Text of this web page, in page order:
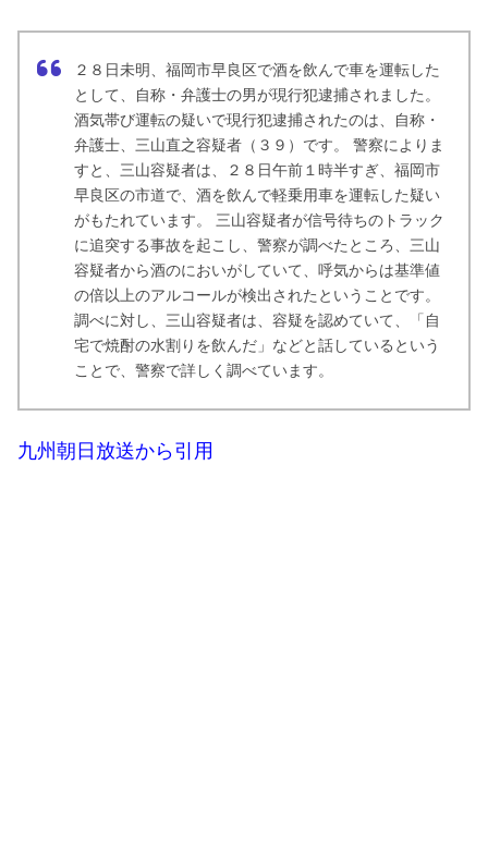
２８日未明、福岡市早良区で酒を飲んで車を運転した
として、自称・弁護士の男が現行犯逮捕されました。
酒気帯び運転の疑いで現行犯逮捕されたのは、自称・
弁護士、三山直之容疑者（３９）です。 警察によりま
すと、三山容疑者は、２８日午前１時半すぎ、福岡市
早良区の市道で、酒を飲んで軽乗用車を運転した疑い
がもたれています。 三山容疑者が信号待ちのトラック
に追突する事故を起こし、警察が調べたところ、三山
容疑者から酒のにおいがしていて、呼気からは基準値
の倍以上のアルコールが検出されたということです。
調べに対し、三山容疑者は、容疑を認めていて、「自
宅で焼酎の水割りを飲んだ」などと話しているという
ことで、警察で詳しく調べています。
九州朝日放送から引用